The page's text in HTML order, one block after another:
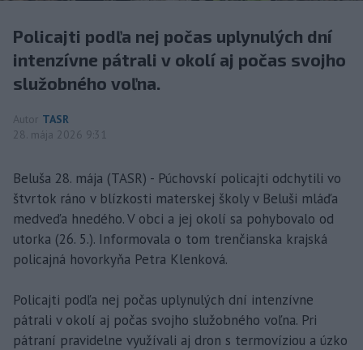
Policajti podľa nej počas uplynulých dní
intenzívne pátrali v okolí aj počas svojho
služobného voľna.
Autor TASR
28. mája 2026 9:31
Beluša 28. mája (TASR) - Púchovskí policajti odchytili vo
štvrtok ráno v blízkosti materskej školy v Beluši mláďa
medveďa hnedého. V obci a jej okolí sa pohybovalo od
utorka (26. 5.). Informovala o tom trenčianska krajská
policajná hovorkyňa Petra Klenková.
Policajti podľa nej počas uplynulých dní intenzívne
pátrali v okolí aj počas svojho služobného voľna. Pri
pátraní pravidelne využívali aj dron s termovíziou a úzko